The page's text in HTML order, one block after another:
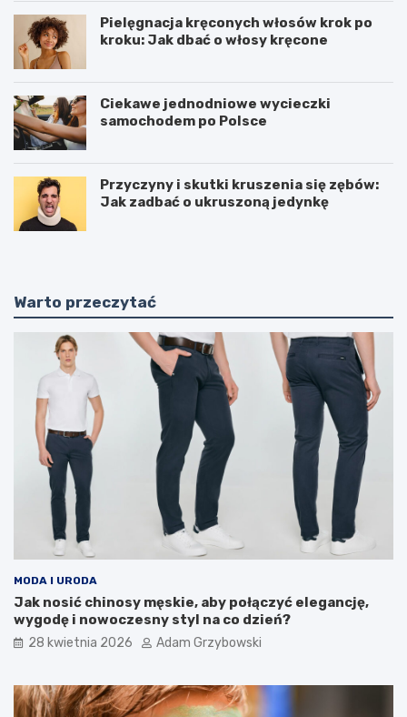
Pielęgnacja kręconych włosów krok po
kroku: Jak dbać o włosy kręcone
Ciekawe jednodniowe wycieczki
samochodem po Polsce
Przyczyny i skutki kruszenia się zębów:
Jak zadbać o ukruszoną jedynkę
Warto przeczytać
MODA I URODA
Jak nosić chinosy męskie, aby połączyć elegancję,
wygodę i nowoczesny styl na co dzień?
28 kwietnia 2026 Adam Grzybowski